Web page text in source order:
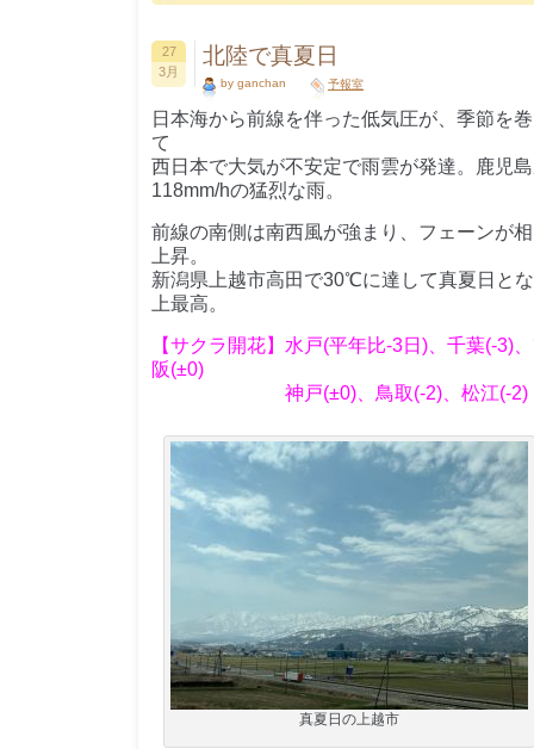
27
3月
北陸で真夏日
by ganchan 予報室
日本海から前線を伴った低気圧が、季節を
て
西日本で大気が不安定で雨雲が発達。鹿児
118mm/hの猛烈な雨。
前線の南側は南西風が強まり、フェーンが
上昇。
新潟県上越市高田で30℃に達して真夏日と
上最高。
【サクラ開花】水戸(平年比-3日)、千葉(-3)
阪(±0)
神戸(±0)、鳥取(-2)、松江(-2)
真夏日の上越市